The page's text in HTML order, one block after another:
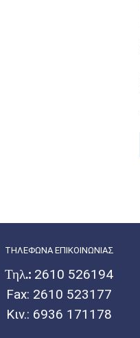
ΤΗΛΕΦΩΝΑ ΕΠΙΚΟΙΝΩΝΙΑΣ
Τηλ.: 2610 526194
Fax: 2610 523177
Κιν.: 6936 171178